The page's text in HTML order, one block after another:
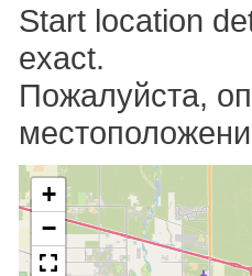
Start location
exact.
Пожалуйста,
+
−